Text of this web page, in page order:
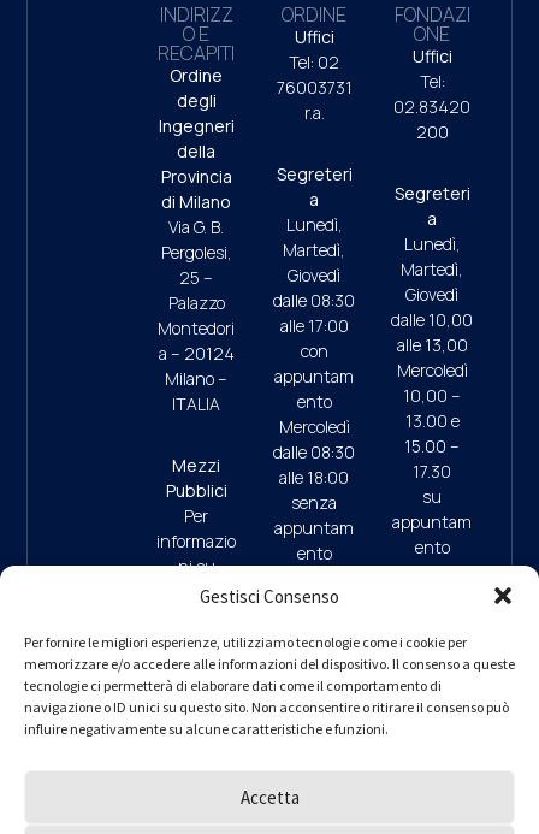
Gestisci Consenso
Per fornire le migliori esperienze, utilizziamo tecnologie come i cookie per
memorizzare e/o accedere alle informazioni del dispositivo. Il consenso a queste
tecnologie ci permetterà di elaborare dati come il comportamento di
navigazione o ID unici su questo sito. Non acconsentire o ritirare il consenso può
influire negativamente su alcune caratteristiche e funzioni.
Accetta
INDIRIZZ
O E
RECAPITI
Ordine
degli
Ingegneri
della
Provincia
di Milano
Via G. B.
Pergolesi,
25 –
Palazzo
Montedori
a – 20124
Milano –
ITALIA
Mezzi
Pubblici
Per
informazio
ni su
mezzi
parcheggi
clicca qui
ORDINE
Uffici
Tel: 02
76003731
r.a.
Segreteri
a
Lunedì,
Martedì,
Giovedì
dalle 08:30
alle 17:00
con
appuntam
ento
Mercoledì
dalle 08:30
alle 18:00
senza
appuntam
ento
accesso
9.30/13.0
0 (da
Lunedì a
FONDAZI
ONE
Uffici
Tel:
02.83420
200
Segreteri
a
Lunedì,
Martedì,
Giovedì
dalle 10,00
alle 13,00
Mercoledì
10,00 –
13.00 e
15.00 –
17.30
su
appuntam
ento
09:30/13:
00 (da
Lunedì a
Giovedì)